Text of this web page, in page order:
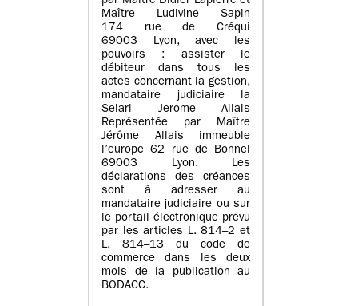
Maître Ludivine Sapin
174 rue de Créqui
69003 Lyon, avec les
pouvoirs : assister le
débiteur dans tous les
actes concernant la gestion,
mandataire judiciaire la
Selarl Jerome Allais
Représentée par Maître
Jérôme Allais immeuble
l’europe 62 rue de Bonnel
69003 Lyon. Les
déclarations des créances
sont à adresser au
mandataire judiciaire ou sur
le portail électronique prévu
par les articles L. 814–2 et
L. 814–13 du code de
commerce dans les deux
mois de la publication au
BODACC.